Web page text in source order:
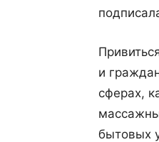
и
сферах,
бытовых